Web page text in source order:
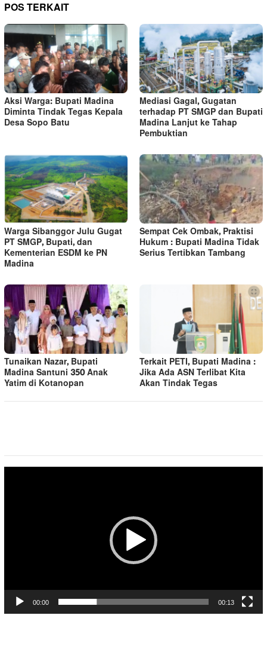
POS TERKAIT
Aksi Warga: Bupati Madina
Diminta Tindak Tegas Kepala
Desa Sopo Batu
Mediasi Gagal, Gugatan
terhadap PT SMGP dan Bupati
Madina Lanjut ke Tahap
Pembuktian
Warga Sibanggor Julu Gugat
PT SMGP, Bupati, dan
Kementerian ESDM ke PN
Madina
Sempat Cek Ombak, Praktisi
Hukum : Bupati Madina Tidak
Serius Tertibkan Tambang
Tunaikan Nazar, Bupati
Madina Santuni 350 Anak
Yatim di Kotanopan
Terkait PETI, Bupati Madina :
Jika Ada ASN Terlibat Kita
Akan Tindak Tegas
00:00 00:13